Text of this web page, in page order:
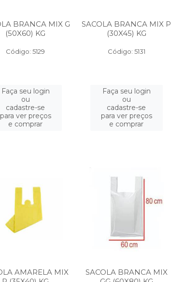
BRANCA MIX G
(50X60) KG
Código: 5129
Faça seu login
ou
cadastre-se
para ver preços
e comprar
SACOLA BRANCA MIX P
(30X45) KG
Código: 5131
Faça seu login
ou
cadastre-se
para ver preços
e comprar
AMARELA MIX
SACOLA BRANCA MIX